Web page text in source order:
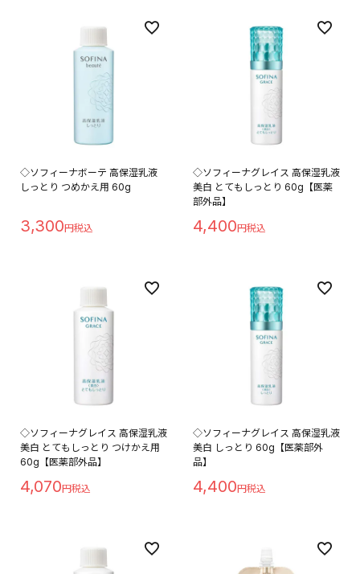
◇ソフィーナボーテ 高保湿乳液
しっとり つめかえ用 60g
3,300
◇ソフィーナグレイス 高保湿乳液
美白 とてもしっとり 60g【医薬
部外品】
4,400
◇ソフィーナグレイス 高保湿乳液
美白 とてもしっとり つけかえ用
60g【医薬部外品】
4,070
◇ソフィーナグレイス 高保湿乳液
美白 しっとり 60g【医薬部外
品】
4,400